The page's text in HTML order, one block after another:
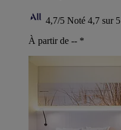
4,7/5 Noté 4,7 sur 5
À partir de -- *